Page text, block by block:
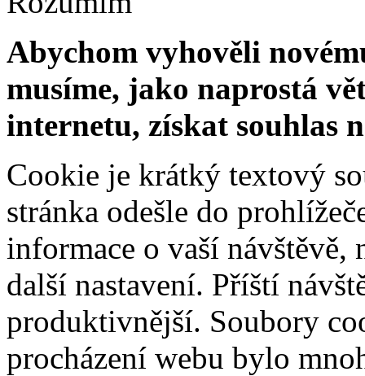
Abychom vyhověli
musíme, jako naprostá
internetu, získat souhlas
Cookie je krátký textový
stránka odešle do
informace o vaší
další nastavení. Příští
produktivnější. Soubory
procházení webu bylo